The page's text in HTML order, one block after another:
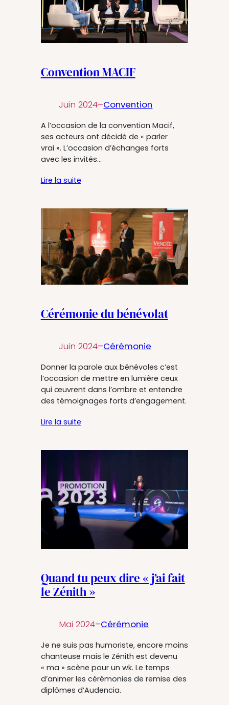
Convention MACIF
Juin 2024–Convention
A l’occasion de la convention Macif,
ses acteurs ont décidé de « parler
vrai ». L’occasion d’échanges forts
avec les invités…
Lire la suite
Cérémonie du bénévolat
Juin 2024–Cérémonie
Donner la parole aux bénévoles c’est
l’occasion de mettre en lumière ceux
qui œuvrent dans l’ombre et entendre
des témoignages forts d’engagement.
Lire la suite
Quand tu peux dire « j’ai fait
le Zénith »
Mai 2024–Cérémonie
Je ne suis pas humoriste, encore moins
chanteuse mais le Zénith est devenu
« ma » scène pour un wk. Le temps
d’animer les cérémonies de remise des
diplômes d’Audencia.